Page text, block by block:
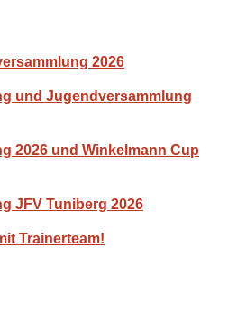
2026
und Jugendversammlung
2026 und Winkelmann Cup
JFV Tuniberg 2026
Trainerteam!